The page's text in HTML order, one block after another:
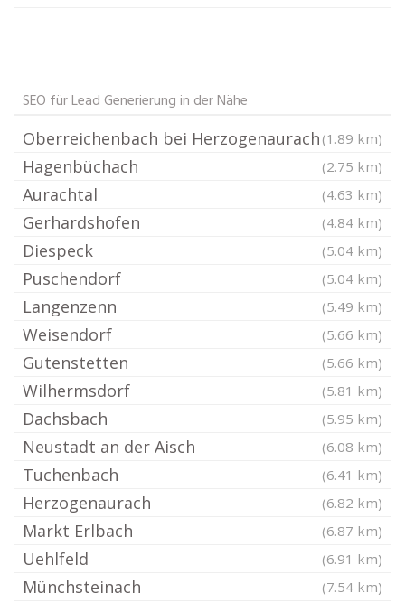
SEO für Lead Generierung in der Nähe
Oberreichenbach bei Herzogenaurach (1.89 km)
Hagenbüchach (2.75 km)
Aurachtal (4.63 km)
Gerhardshofen (4.84 km)
Diespeck (5.04 km)
Puschendorf (5.04 km)
Langenzenn (5.49 km)
Weisendorf (5.66 km)
Gutenstetten (5.66 km)
Wilhermsdorf (5.81 km)
Dachsbach (5.95 km)
Neustadt an der Aisch (6.08 km)
Tuchenbach (6.41 km)
Herzogenaurach (6.82 km)
Markt Erlbach (6.87 km)
Uehlfeld (6.91 km)
Münchsteinach (7.54 km)